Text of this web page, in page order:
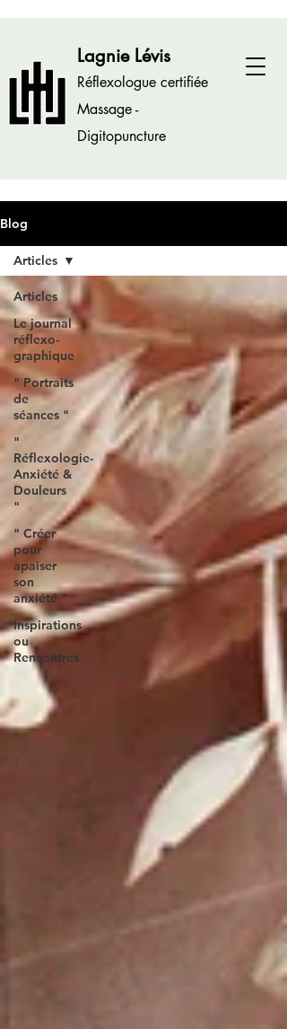
Lagnie Lévis
Réflexologue certifiée
Massage -
Digitopuncture
Blog
Articles
Le journal
réflexo-
graphique
" Portraits
de
séances "
"
Réflexologie-
Anxiété &
Douleurs
"
" Créer
pour
apaiser
son
anxiété "
Inspirations
ou
Rencontres
Articles